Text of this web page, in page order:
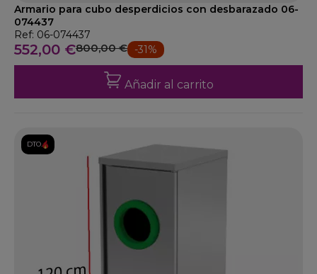
Armario para cubo desperdicios con desbarazado 06-
074437
Ref: 06-074437
552,00 €800,00 € -31%
Añadir al carrito
DTO.